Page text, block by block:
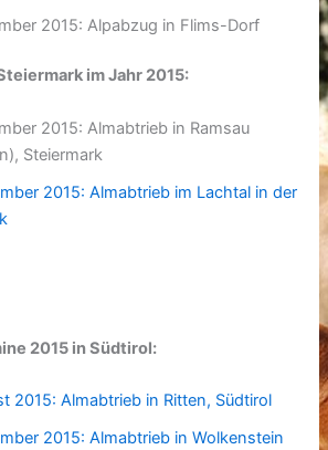
2015: Alpabzug in Flims-Dorf
im Jahr 2015:
2015: Almabtrieb in Ramsau
Steiermark
2015: Almabtrieb im Lachtal in der
2015 in Südtirol:
2015: Almabtrieb in Ritten, Südtirol
2015: Almabtrieb in Wolkenstein